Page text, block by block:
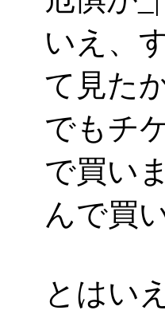
いえ、
て見た
でもチ
で買い
んで買
とはい